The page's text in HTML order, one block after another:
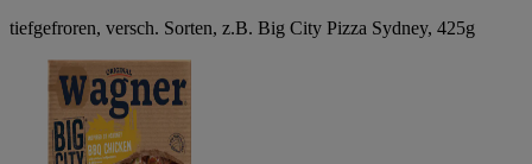
tiefgefroren, versch. Sorten, z.B. Big City Pizza Sydney, 425g